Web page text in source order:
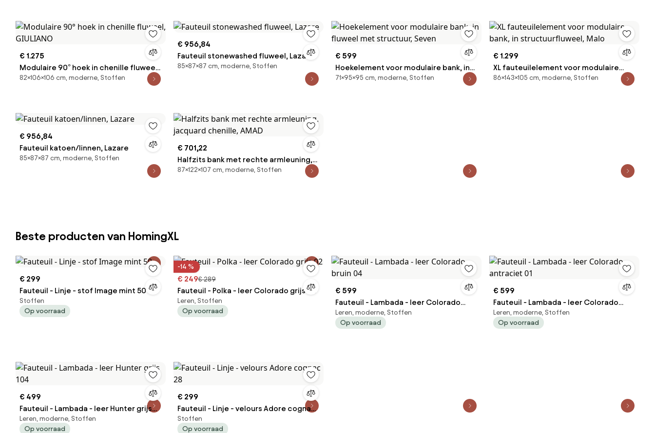
€ 1.275
Modulaire 90° hoek in chenille fluweel,
GIULIANO
82×106×106 cm, moderne, Stoffen
€ 956,84
Fauteuil stonewashed fluweel, Lazare
85×87×87 cm, moderne, Stoffen
€ 599
Hoekelement voor modulaire bank, in
fluweel met structuur, Seven
71×95×95 cm, moderne, Stoffen
€ 1.299
XL fauteuilelement voor modulaire
bank, in structuurfluweel, Malo
86×143×105 cm, moderne, Stoffen
€ 956,84
Fauteuil katoen/linnen, Lazare
85×87×87 cm, moderne, Stoffen
€ 701,22
Halfzits bank met rechte armleuning,
jacquard chenille, AMAD
87×122×107 cm, moderne, Stoffen
Beste producten van HomingXL
€ 299
Fauteuil - Linje - stof Image mint 50
Stoffen
Op voorraad
-14 %
€ 249€ 289
Fauteuil - Polka - leer Colorado grijs 02
Leren, Stoffen
Op voorraad
€ 599
Fauteuil - Lambada - leer Colorado
bruin 04
Leren, moderne, Stoffen
Op voorraad
€ 599
Fauteuil - Lambada - leer Colorado
antraciet 01
Leren, moderne, Stoffen
Op voorraad
€ 499
Fauteuil - Lambada - leer Hunter grijs
104
Leren, moderne, Stoffen
Op voorraad
€ 299
Fauteuil - Linje - velours Adore cognac
28
Stoffen
Op voorraad